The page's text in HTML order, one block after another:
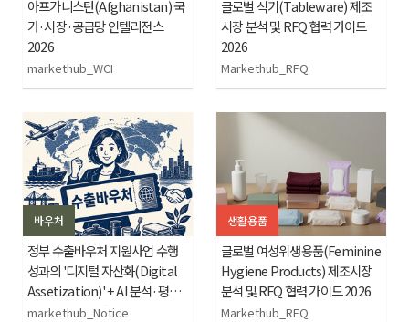
아프가니스탄(Afghanistan) 국
가·시장·공급망 인텔리전스
2026
markethub_WCI
글로벌 식기(Tableware) 제조
시장 분석 및 RFQ 협력 가이드
2026
Markethub_RFQ
바우처
정부 수출바우처 지원사업 수행
성과의 '디지털 자산화(Digital
Assetization)' + AI 분석·평가
및 글로벌 B2B 협력 프로그램
markethub_Notice
생활용품
글로벌 여성위생용품(Feminine
Hygiene Products) 제조시장
분석 및 RFQ 협력 가이드 2026
Markethub_RFQ